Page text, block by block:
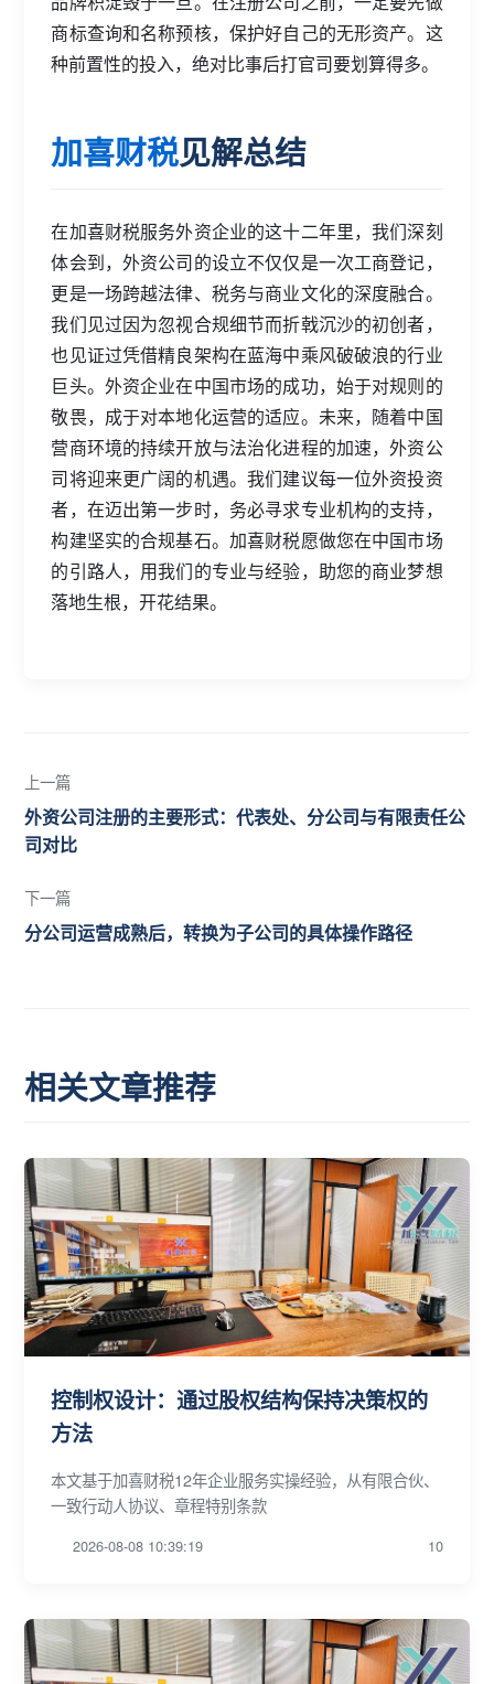
商标查询和名称预核，保护好自己的无形资产。这
种前置性的投入，绝对比事后打官司要划算得多。
加喜财税见解总结
在加喜财税服务外资企业的这十二年里，我们深刻
体会到，外资公司的设立不仅仅是一次工商登记，
更是一场跨越法律、税务与商业文化的深度融合。
我们见过因为忽视合规细节而折戟沉沙的初创者，
也见证过凭借精良架构在蓝海中乘风破破浪的行业
巨头。外资企业在中国市场的成功，始于对规则的
敬畏，成于对本地化运营的适应。未来，随着中国
营商环境的持续开放与法治化进程的加速，外资公
司将迎来更广阔的机遇。我们建议每一位外资投资
者，在迈出第一步时，务必寻求专业机构的支持，
构建坚实的合规基石。加喜财税愿做您在中国市场
的引路人，用我们的专业与经验，助您的商业梦想
落地生根，开花结果。
上一篇
外资公司注册的主要形式：代表处、分公司与有限责任公
司对比
下一篇
分公司运营成熟后，转换为子公司的具体操作路径
相关文章推荐
控制权设计：通过股权结构保持决策权的
方法
本文基于加喜财税12年企业服务实操经验，从有限合伙、
一致行动人协议、章程特别条款
2026-08-08 10:39:19 10